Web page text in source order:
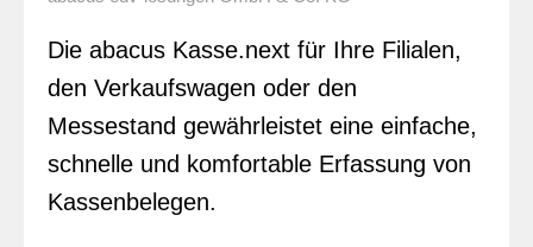
Die abacus Kasse.next für Ihre Filialen,
den Verkaufswagen oder den
Messestand gewährleistet eine einfache,
schnelle und komfortable Erfassung von
Kassenbelegen.